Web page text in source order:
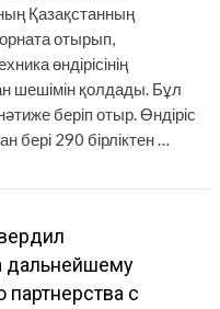
Қазақстанның
отырып,
өндірісінің
шешімін қолдады. Бұл
беріп отыр. Өндіріс
бері 290 бірліктен …
дальнейшему
партнерства с